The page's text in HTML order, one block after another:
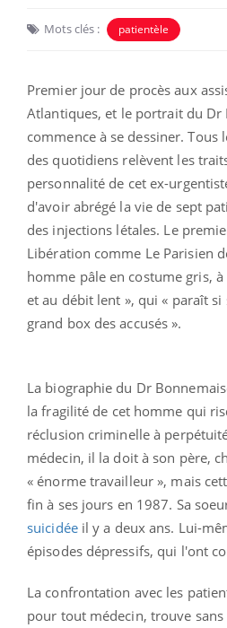
Mots clés : patientèle
Premier jour de procès aux
Atlantiques, et le portrait du Dr
commence à se dessiner. Tous
des quotidiens relèvent les
personnalité de cet ex-
d'avoir abrégé la vie de sept
des injections létales. Le
Libération comme Le Parisien
homme pâle en costume gris,
et au débit lent », qui « paraît si
grand box des accusés ».
La biographie du Dr
la fragilité de cet homme qui
réclusion criminelle à
médecin, il la doit à son père,
« énorme travailleur », mais
fin à ses jours en 1987. Sa
suicidéeil y a deux ans. Lui-
épisodes dépressifs, qui l'ont
La confrontation avec les
pour tout médecin, trouve